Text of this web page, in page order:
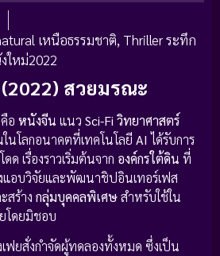
เหนือธรรมชาติ, Thriller ระทึก
ใหม่2022
(2022) สวยมรณะ
คือ หนังจีน แนว Sci-Fi วิทยาศาสตร์
นโลกอนาคตที่เทคโนโลยี AIได้รับการ
ด เรื่องราวเริ่มต้นจาก องค์กรใต้ดิน ที่
แอบวิจัยและพัฒนาชิปอินเทอร์เฟส
สร้าง กลุ่มบุคคลพิเศษสำหรับใช้ใน
โดยมิชอบ
เฟยสั่งกำจัดผู้ทดลองทั้งหมด ซึ่งเป็น